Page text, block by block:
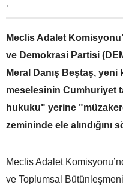
.
Meclis Adalet
ve Demokrasi Partisi
Meral Danış Beştaş,
meselesinin Cumhuriyet
hukuku" yerine
zemininde ele alındığını
Meclis Adalet
ve Toplumsal